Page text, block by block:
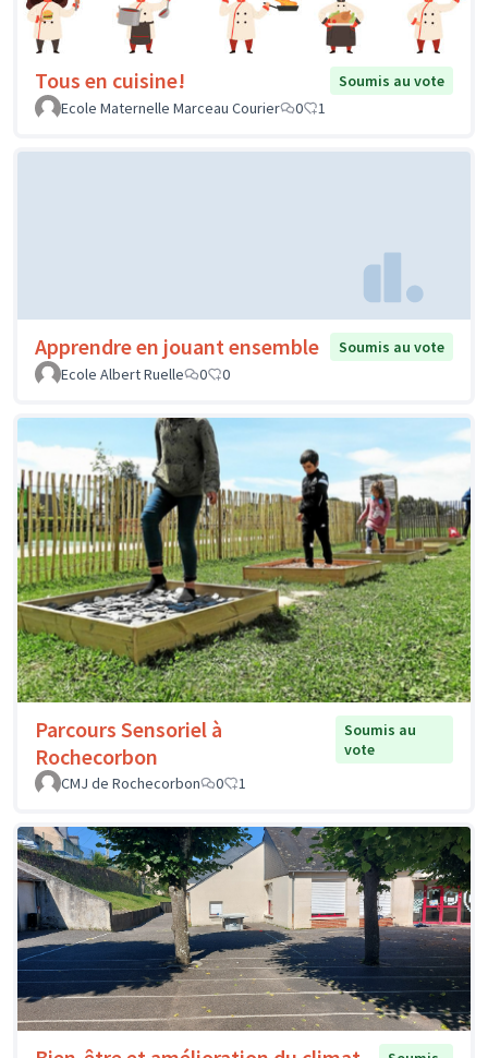
Tous en cuisine!
Soumis au vote
Ecole Maternelle Marceau Courier
0 1
Apprendre en jouant ensemble
Soumis au vote
Ecole Albert Ruelle
0 0
Parcours Sensoriel à
Rochecorbon
Soumis au
vote
CMJ de Rochecorbon
0 1